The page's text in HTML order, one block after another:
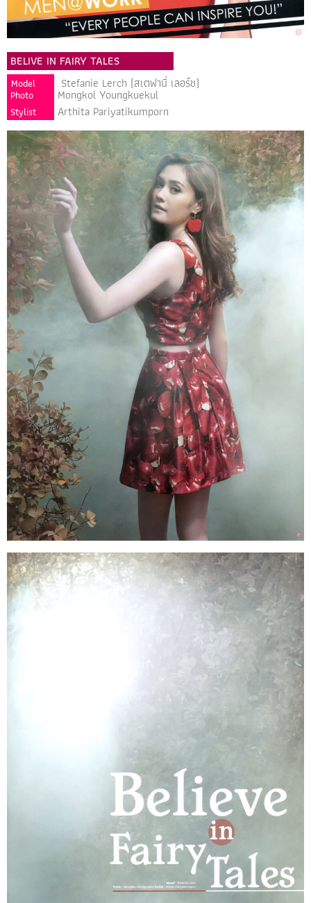
BELIVE IN FAIRY TALES
Model Stefanie Lerch (สเตฟานี่ เลอร์ช)
Photo Mongkol Youngkuekul
Stylist Arthita Pariyatikumporn